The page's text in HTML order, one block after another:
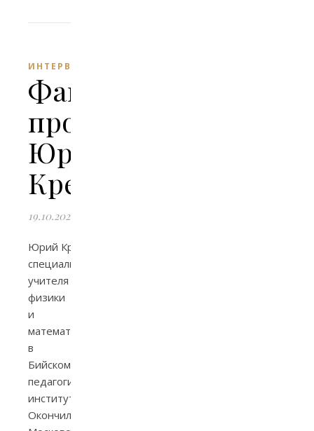
ИНТЕРВЬЮ
Факультатив:
протоиерей
Юрий
Крейдун
19.10.2024
Юрий Крейдун получил
специальность
учителя
физики
и
математики
в
Бийском
педагогическом
институте.
Окончил